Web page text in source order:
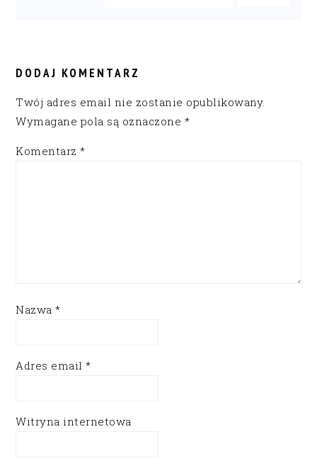
INTERACTIONS
DODAJ KOMENTARZ
Twój adres email nie zostanie opublikowany.
Wymagane pola są oznaczone *
Komentarz*
Nazwa*
Adres email*
Witryna internetowa